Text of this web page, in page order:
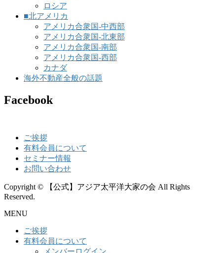
ロシア
■北アメリカ
アメリカ合衆国-中西部
アメリカ合衆国-北東部
アメリカ合衆国-南部
アメリカ合衆国-西部
カナダ
海外不動産全般の話題
Facebook
ご挨拶
有料会員について
セミナー情報
お問い合わせ
Copyright © 【公式】アジア太平洋大家の会 All Rights
Reserved.
MENU
ご挨拶
有料会員について